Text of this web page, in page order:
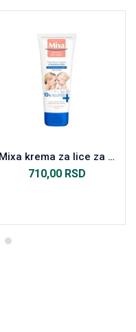
Mixa krema za lice za osetljivu kožu 100 ml
710,00 RSD